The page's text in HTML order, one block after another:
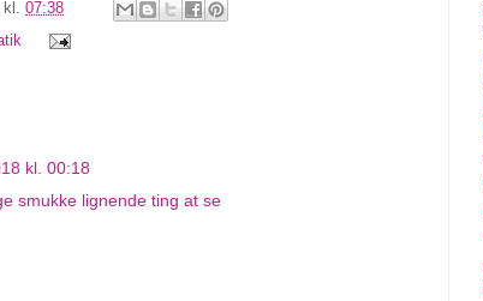
kl. 07:38
kl. 00:18
smukke lignende ting at se